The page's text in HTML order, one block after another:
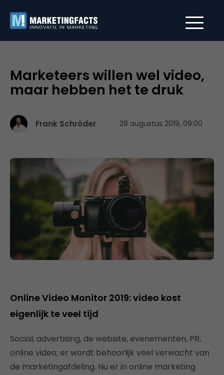
Marketeers willen wel video,
maar hebben het te druk
Frank Schröder 28 augustus 2019, 09:00
Online Video Monitor 2019: video kost
eigenlijk te veel tijd
Social, advertising, de website, evenementen, PR,
online video; er wordt behoorlijk veel verwacht van
de marketingafdeling. Nu er in online marketing